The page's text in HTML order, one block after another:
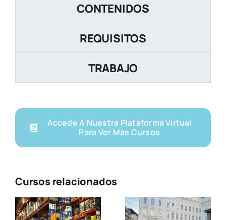
CONTENIDOS
REQUISITOS
TRABAJO
Accede A Nuestra Plataforma Virtual
Para Ver Más Cursos
Cursos relacionados